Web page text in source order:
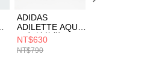
ADIDAS
ADILETTE AQUA
男女 涼拖鞋
HQ2448
NT$630
NT$790